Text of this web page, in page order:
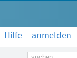
Hilfe anmelden